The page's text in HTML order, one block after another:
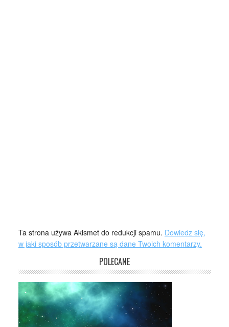
Ta strona używa Akismet do redukcji spamu. Dowiedz się,
w jaki sposób przetwarzane są dane Twoich komentarzy.
POLECANE